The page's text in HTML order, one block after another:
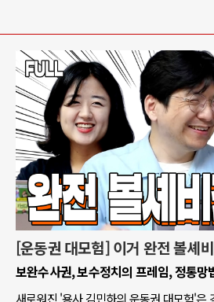
[운동권 대모험] 이거 완전 볼셰
보완수사권, 보수정치의 프레임, 정통망
새로워진 '용사 김민하의 운동권 대모험'은